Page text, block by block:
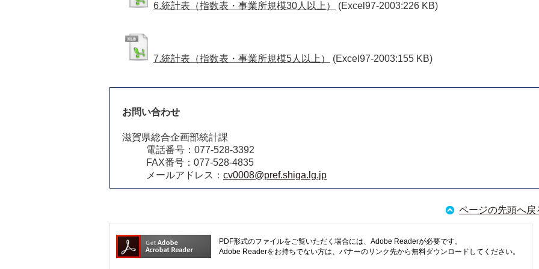
6.統計表（指数表・事業所規模30人以上） (Excel97-2003:226 KB)
7.統計表（指数表・事業所規模5人以上） (Excel97-2003:155 KB)
お問い合わせ
滋賀県総合企画部統計課
電話番号：077-528-3392
FAX番号：077-528-4835
メールアドレス： cv0008@pref.shiga.lg.jp
ページの先頭へ戻
PDF形式のファイルをご覧いただく場合には、Adobe Readerが必要です。
Adobe Readerをお持ちでない方は、バナーのリンク先から無料ダウンロードしてください。